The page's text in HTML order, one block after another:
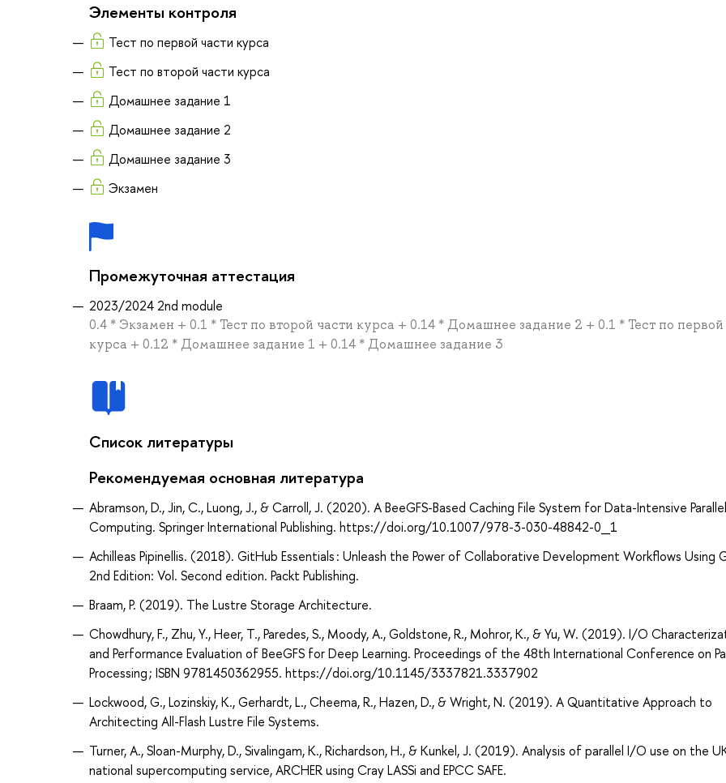
Элементы контроля
Тест по первой части курса
Тест по второй части курса
Домашнее задание 1
Домашнее задание 2
Домашнее задание 3
Экзамен
Промежуточная аттестация
2023/2024 2nd module
0.4 * Экзамен + 0.1 * Тест по второй части курса + 0.14 * Домашнее задание 2 + 0.1 * Тест по первой
курса + 0.12 * Домашнее задание 1 + 0.14 * Домашнее задание 3
Список литературы
Рекомендуемая основная литература
Abramson, D., Jin, C., Luong, J., & Carroll, J. (2020). A BeeGFS-Based Caching File System for Data-Intensive Parallel
Computing. Springer International Publishing. https://doi.org/10.1007/978-3-030-48842-0_1
Achilleas Pipinellis. (2018). GitHub Essentials : Unleash the Power of Collaborative Development Workflows Using
2nd Edition: Vol. Second edition. Packt Publishing.
Braam, P. (2019). The Lustre Storage Architecture.
Chowdhury, F., Zhu, Y., Heer, T., Paredes, S., Moody, A., Goldstone, R., Mohror, K., & Yu, W. (2019). I/O
and Performance Evaluation of BeeGFS for Deep Learning. Proceedings of the 48th International Conference on
Processing ; ISBN 9781450362955. https://doi.org/10.1145/3337821.3337902
Lockwood, G., Lozinskiy, K., Gerhardt, L., Cheema, R., Hazen, D., & Wright, N. (2019). A Quantitative Approach to
Architecting All-Flash Lustre File Systems.
Turner, A., Sloan-Murphy, D., Sivalingam, K., Richardson, H., & Kunkel, J. (2019). Analysis of parallel I/O use on the
national supercomputing service, ARCHER using Cray LASSi and EPCC SAFE.